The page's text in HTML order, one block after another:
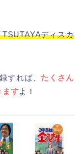
ディスカ
すれば、 たくさん
ますよ！